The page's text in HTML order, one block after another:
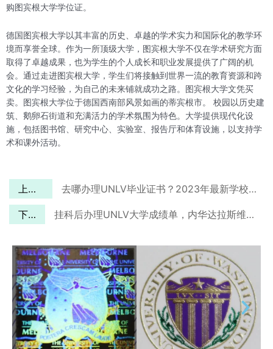
购图宾根大学学位证。
德国图宾根大学以其丰富的历史、卓越的学术实力和国际化的教学环
境而享誉全球。作为一所顶级大学，图宾根大学不仅在学术研究方面
取得了卓越成果，也为学生的个人成长和职业发展提供了广阔的机
会。通过走进图宾根大学，学生们将接触到世界一流的教育资源和跨
文化的学习经验，为自己的未来铺就成功之路。图宾根大学文凭买
卖。图宾根大学位于德国西南部风景如画的蒂宾根市。 校园以历史建
筑、鹅卵石街道和充满活力的学术氛围为特色。大学提供现代化设
施，包括图书馆、研究中心、实验室、报告厅和体育设施，以支持学
术和课外活动。
上一篇 去哪办理UNLV毕业证书？2023年最新学校原版展示。
下一篇 挂科后办理UNLV大学成绩单，内华达拉斯维加斯大学Transcript有何与众不同？